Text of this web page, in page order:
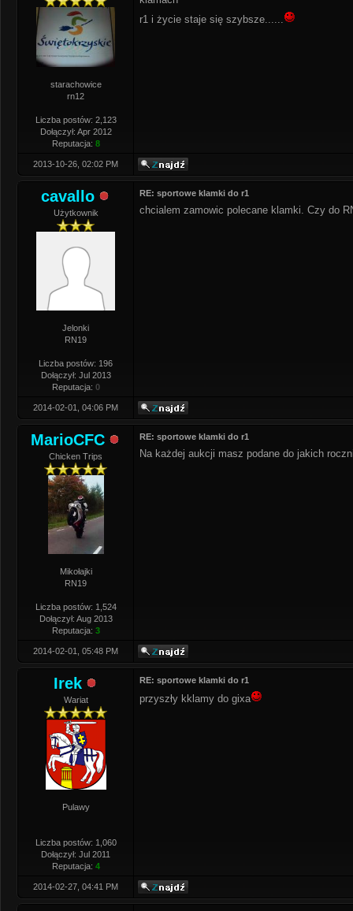
starachowice
rn12
Liczba postów: 2,123
Dołączył: Apr 2012
Reputacja: 8
r1 i życie staje się szybsze......
2013-10-26, 02:02 PM
cavallo
Użytkownik
Jelonki
RN19
Liczba postów: 196
Dołączył: Jul 2013
Reputacja: 0
RE: sportowe klamki do r1
chcialem zamowic polecane klamki. Czy do
2014-02-01, 04:06 PM
MarioCFC
Chicken Trips
Mikołajki
RN19
Liczba postów: 1,524
Dołączył: Aug 2013
Reputacja: 3
RE: sportowe klamki do r1
Na każdej aukcji masz podane do jakich
2014-02-01, 05:48 PM
Irek
Wariat
Pulawy
Liczba postów: 1,060
Dołączył: Jul 2011
Reputacja: 4
RE: sportowe klamki do r1
przyszły kklamy do gixa
2014-02-27, 04:41 PM